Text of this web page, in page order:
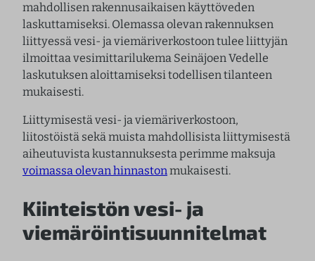
mahdollisen rakennusaikaisen käyttöveden
laskuttamiseksi. Olemassa olevan rakennuksen
liittyessä vesi- ja viemäriverkostoon tulee liittyjän
ilmoittaa vesimittarilukema Seinäjoen Vedelle
laskutuksen aloittamiseksi todellisen tilanteen
mukaisesti.
Liittymisestä vesi- ja viemäriverkostoon,
liitostöistä sekä muista mahdollisista liittymisestä
aiheutuvista kustannuksesta perimme maksuja
voimassa olevan hinnaston mukaisesti.
Kiinteistön vesi- ja
viemäröintisuunnitelmat